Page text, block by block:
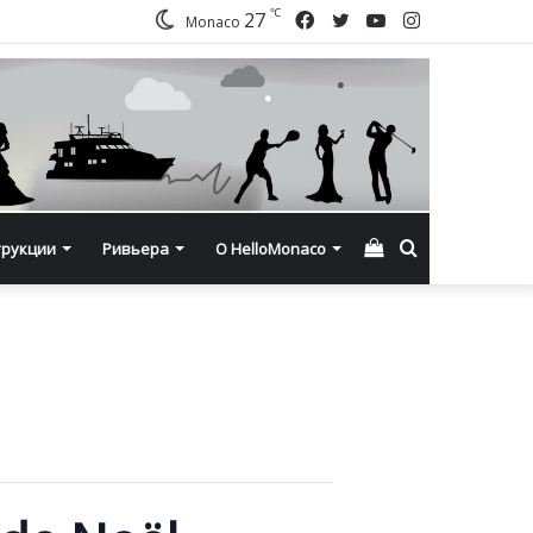
Instagram
YouTube
Twitter
Facebook
Monaco 27 ℃
Ривьера О HelloMonaco Смотреть